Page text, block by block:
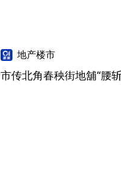
地产楼市
市传北角春秧街地舖“腰